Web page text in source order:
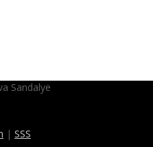
Sandalye
| SSS